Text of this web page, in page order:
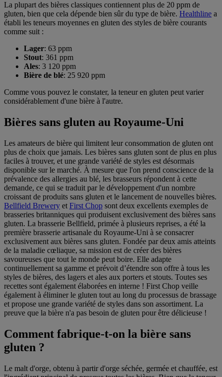
La plupart des bières classiques contiennent plus de 20 ppm de
gluten, bien que cela dépende bien sûr du type de bière. Healthline a
établi les teneurs moyennes en gluten des styles de bière courants
comme suit :
Lager: 63 ppm
Stout: 361 ppm
Ales: 3 120 ppm
Bière de blé: 25 920 ppm
Comme vous pouvez le constater, la teneur en gluten peut varier
considérablement d'une bière à l'autre.
Bières sans gluten au Royaume-Uni
Les amateurs de bière qui limitent leur consommation de gluten ont
plus de choix que jamais. Les bières sans gluten sont de plus en plus
faciles à trouver, et une grande variété de styles est désormais
disponible sur le marché. À mesure que l'on prend conscience de la
prévalence des allergies au blé, les brasseurs répondent à cette
demande, ce qui se traduit par le développement d'un nombre
croissant de produits sans gluten et le lancement de nouvelles bières.
Bellfield Brewery et First Chop sont deux excellents exemples de
brasseries britanniques qui produisent exclusivement des bières sans
gluten. La brasserie Bellfield, primée à plusieurs reprises, a été la
première brasserie artisanale du Royaume-Uni à se consacrer
exclusivement aux bières sans gluten. Fondée par deux amis atteints
de la maladie cœliaque, sa mission est de créer des bières
savoureuses que tout le monde peut boire. Elle adapte
continuellement sa gamme et prévoit d’étendre son offre à tous les
styles de bières, des lagers et ales aux porters et stouts. Toutes ses
recettes sont également élaborées en interne ! First Chop veille
également à éliminer le gluten tout au long du processus de brassage
et propose une grande variété de styles dans son assortiment. La
preuve que la bière n'a pas besoin de gluten pour être délicieuse !
Comment fabrique-t-on la bière sans
gluten ?
Le malt d'orge, obtenu à partir d'orge séchée, germée et chauffée, est